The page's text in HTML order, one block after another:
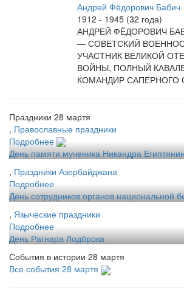
Андрей Фёдорович Бабич
1912 - 1945 (32 года)
АНДРЕЙ ФЁДОРОВИЧ
— СОВЕТСКИЙ
УЧАСТНИК ВЕЛИКОЙ
ВОЙНЫ, ПОЛНЫЙ
КОМАНДИР САПЕРНОГО
Праздники 28 мартя
, Православные праздники
Подробнее
День памяти мученика Никандра
, Праздники Азербайджана
Подробнее
День сотрудников органов национальной
, Языческие праздники
Подробнее
День Рагнара Лодброка
События в истории 28 мартя
Все события 28 мартя